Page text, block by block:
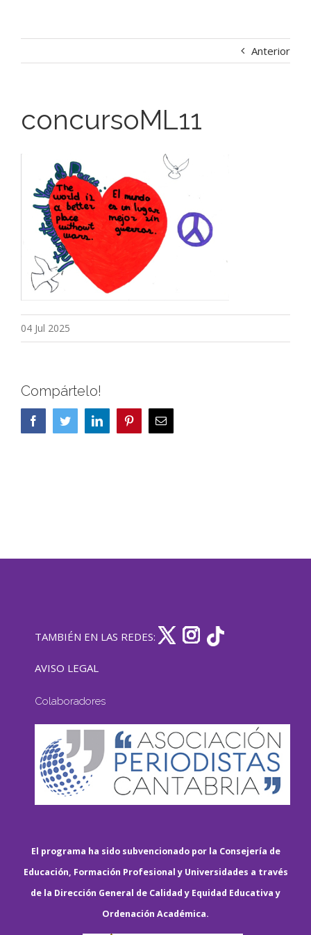
Anterior
concursoML11
04 Jul 2025
Compártelo!
FacebookTwitterLinkedIn PinterestCorreo
electrónico
TAMBIÉN EN LAS REDES:
AVISO LEGAL
Colaboradores
El programa ha sido subvencionado por la Consejería de
Educación, Formación Profesional y Universidades a través
de la Dirección General de Calidad y Equidad Educativa y
Ordenación Académica.